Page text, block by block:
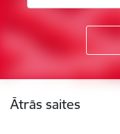
Ātrās saites